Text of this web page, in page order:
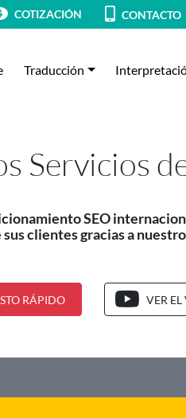
COTIZACIÓN CONTACTO
Traducción
Servicios
SEO
clientes gracias a
RÁPIDO VER